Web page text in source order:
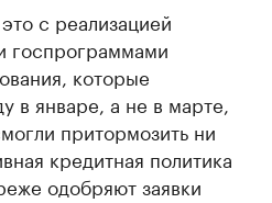
с реализацией
госпрограммами
которые
в январе, а не в марте,
притормозить ни
кредитная политика
одобряют заявки